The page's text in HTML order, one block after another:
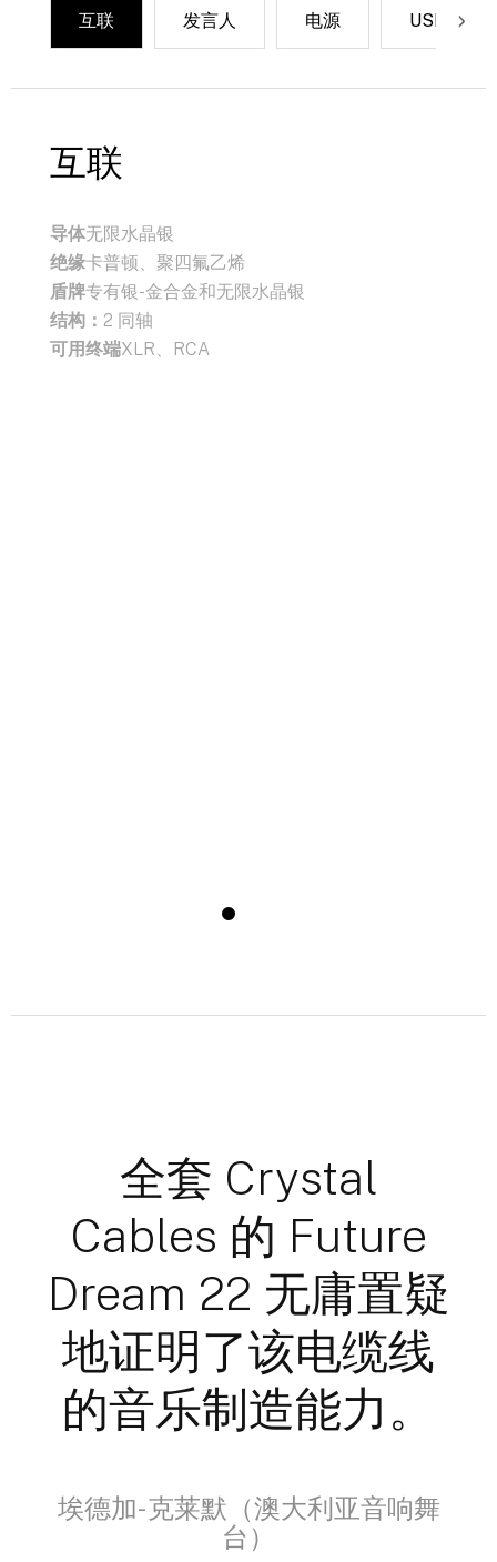
互联 发言人 电源 USB
互联
导体无限水晶银
绝缘卡普顿、聚四氟乙烯
盾牌专有银-金合金和无限水晶银
结构： 2 同轴
可用终端XLR、RCA
全套 Crystal
Cables 的 Future
Dream 22 无庸置疑
地证明了该电缆线
的音乐制造能力。
埃德加-克莱默（澳大利亚音响舞
台）